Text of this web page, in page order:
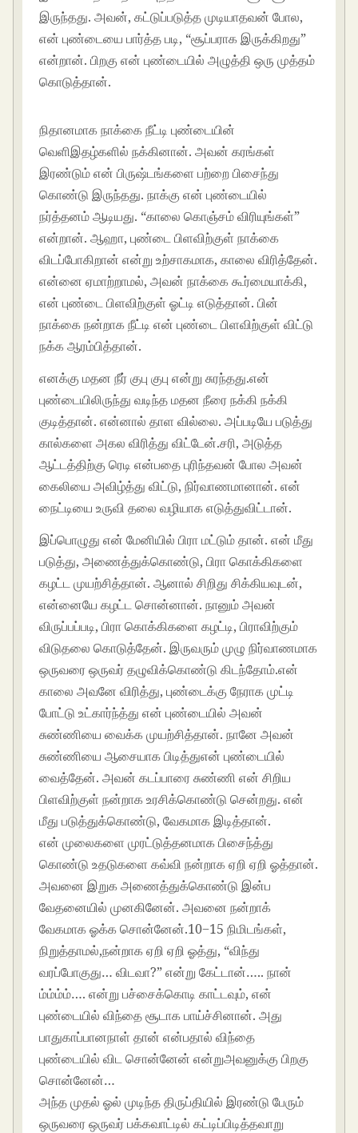
இருந்தது. அவன், கட்டுப்படுத்த முடியாதவன் போல,
என் புண்டையை பார்த்த படி, “சூப்பராக இருக்கிறது”
என்றான். பிறகு என் புண்டையில் அழுத்தி ஒரு முத்தம்
கொடுத்தான்.
நிதானமாக நாக்கை நீட்டி புண்டையின்
வெளிஇதழ்களில் நக்கினான். அவன் கரங்கள்
இரண்டும் என் பிருஷ்டங்களை பற்றை பிசைந்து
கொண்டு இருந்தது. நாக்கு என் புண்டையில்
நர்த்தனம் ஆடியது. “காலை கொஞ்சம் விரியுங்கள்”
என்றான். ஆஹா, புண்டை பிளவிற்குள் நாக்கை
விடப்போகிறான் என்று உற்சாகமாக, காலை விரித்தேன்.
என்னை ஏமாற்றாமல், அவன் நாக்கை கூர்மையாக்கி,
என் புண்டை பிளவிற்குள் ஓட்டி எடுத்தான். பின்
நாக்கை நன்றாக நீட்டி என் புண்டை பிளவிற்குள் விட்டு
நக்க ஆரம்பித்தான்.
எனக்கு மதன நீர் குபு குபு என்று சுரந்தது.என்
புண்டையிலிருந்து வடிந்த மதன நீரை நக்கி நக்கி
குடித்தான். என்னால் தாள வில்லை. அப்படியே படுத்து
கால்களை அகல விரித்து விட்டேன்.சரி, அடுத்த
ஆட்டத்திற்கு ரெடி என்பதை புரிந்தவன் போல அவன்
கைலியை அவிழ்த்து விட்டு, நிர்வாணமானான். என்
நைட்டியை உருவி தலை வழியாக எடுத்துவிட்டான்.
இப்பொழுது என் மேனியில் பிரா மட்டும் தான். என் மீது
படுத்து, அணைத்துக்கொண்டு, பிரா கொக்கிகளை
கழட்ட முயற்சித்தான். ஆனால் சிறிது சிக்கியவுடன்,
என்னையே கழட்ட சொன்னான். நானும் அவன்
விருப்பப்படி, பிரா கொக்கிகளை கழட்டி, பிராவிற்கும்
விடுதலை கொடுத்தேன். இருவரும் முழு நிர்வாணமாக
ஒருவரை ஒருவர் தழுவிக்கொண்டு கிடந்தோம்.என்
காலை அவனே விரித்து, புண்டைக்கு நேராக முட்டி
போட்டு உட்கார்ந்த்து என் புண்டையில் அவன்
சுண்ணியை வைக்க முயற்சித்தான். நானே அவன்
சுண்ணியை ஆசையாக பிடித்துஎன் புண்டையில்
வைத்தேன். அவன் கடப்பாரை சுண்ணி என் சிறிய
பிளவிற்குள் நன்றாக உரசிக்கொண்டு சென்றது. என்
மீது படுத்துக்கொண்டு, வேகமாக இடித்தான்.
என் முலைகளை முரட்டுத்தனமாக பிசைந்த்து
கொண்டு உதடுகளை கவ்வி நன்றாக ஏறி ஏறி ஓத்தான்.
அவனை இறுக அணைத்துக்கொண்டு இன்ப
வேதனையில் முனகினேன். அவனை நன்றாக்
வேகமாக ஓக்க சொன்னேன்.10−15 நிமிடங்கள்,
நிறுத்தாமல்,நன்றாக ஏறி ஏறி ஓத்து, “விந்து
வரப்போகுது… விடவா?” என்று கேட்டான்….. நான்
ம்ம்ம்ம்…. என்று பச்சைக்கொடி காட்டவும், என்
புண்டையில் விந்தை சூடாக பாய்ச்சினான். அது
பாதுகாப்பானநாள் தான் என்பதால் விந்தை
புண்டையில் விட சொன்னேன் என்றுஅவனுக்கு பிறகு
சொன்னேன்…
அந்த முதல் ஓல் முடிந்த திருப்தியில் இரண்டு பேரும்
ஒருவரை ஒருவர் பக்கவாட்டில் கட்டிப்பிடித்தவாறு